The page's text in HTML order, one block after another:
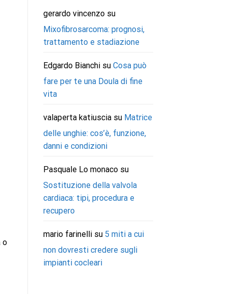
o
gerardo vincenzosu
Mixofibrosarcoma: prognosi,
trattamento e stadiazione
Edgardo Bianchisu Cosa può
fare per te una Doula di fine
vita
valaperta katiusciasu Matrice
delle unghie: cos’è, funzione,
danni e condizioni
Pasquale Lo monacosu
Sostituzione della valvola
cardiaca: tipi, procedura e
recupero
mario farinellisu 5 miti a cui
non dovresti credere sugli
impianti cocleari